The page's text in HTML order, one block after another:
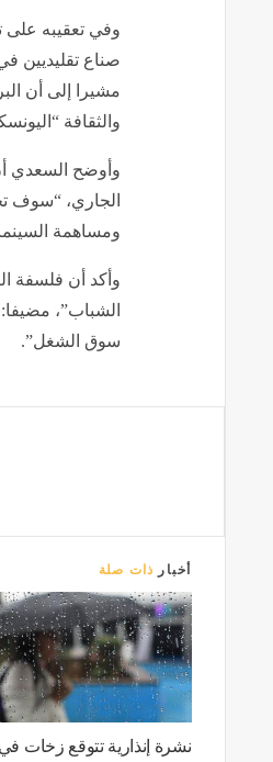
وفي تعقيبه على
صناع تقليديين
مشيرا إلى أن
والثقافة
ومساهمة
وأكد أن فلسفة
سوق الشغل”.
أخبار ذات صلة
نشرة إنذارية تتوقع زخات